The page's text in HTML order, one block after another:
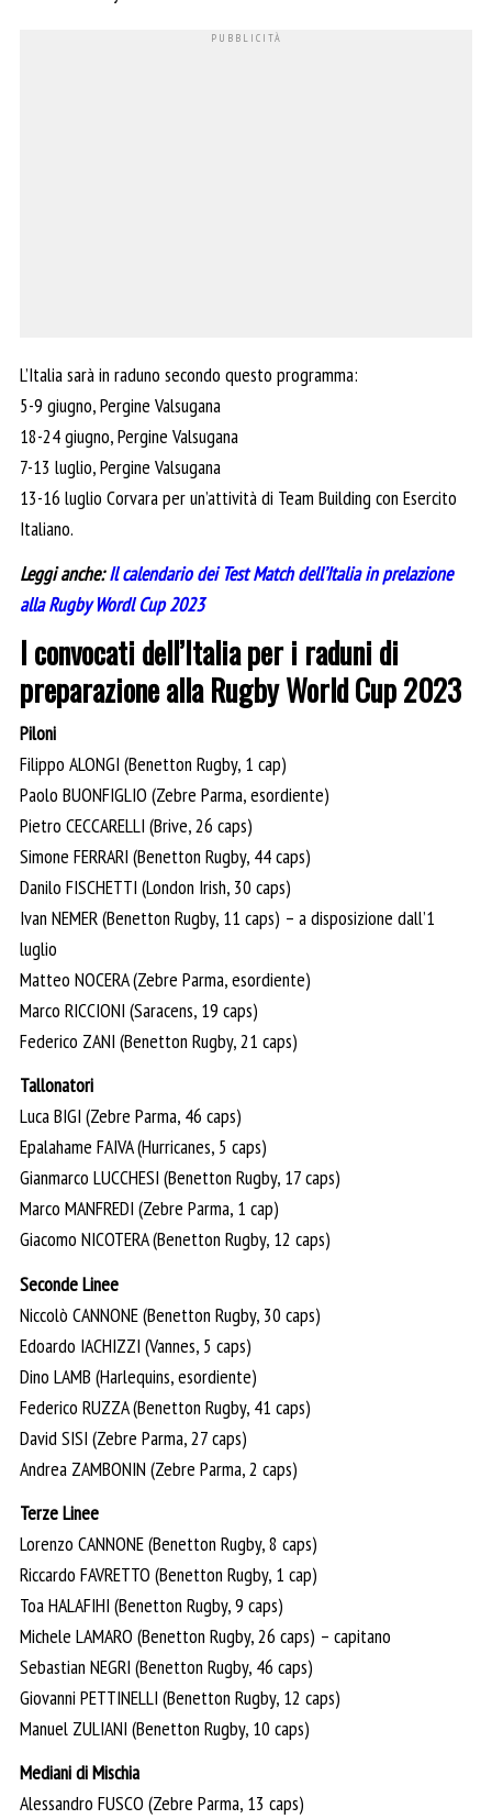
L’Italia sarà in raduno secondo questo programma:
5-9 giugno, Pergine Valsugana
18-24 giugno, Pergine Valsugana
7-13 luglio, Pergine Valsugana
13-16 luglio Corvara per un’attività di Team Building con Esercito
Italiano.
Leggi anche:Il calendario dei Test Match dell’Italia in prelazione
alla Rugby Wordl Cup 2023
I convocati dell’Italia per i raduni di
preparazione alla Rugby World Cup 2023
Piloni
Filippo ALONGI (Benetton Rugby, 1 cap)
Paolo BUONFIGLIO (Zebre Parma, esordiente)
Pietro CECCARELLI (Brive, 26 caps)
Simone FERRARI (Benetton Rugby, 44 caps)
Danilo FISCHETTI (London Irish, 30 caps)
Ivan NEMER (Benetton Rugby, 11 caps) – a disposizione dall’1
luglio
Matteo NOCERA (Zebre Parma, esordiente)
Marco RICCIONI (Saracens, 19 caps)
Federico ZANI (Benetton Rugby, 21 caps)
Tallonatori
Luca BIGI (Zebre Parma, 46 caps)
Epalahame FAIVA (Hurricanes, 5 caps)
Gianmarco LUCCHESI (Benetton Rugby, 17 caps)
Marco MANFREDI (Zebre Parma, 1 cap)
Giacomo NICOTERA (Benetton Rugby, 12 caps)
Seconde Linee
Niccolò CANNONE (Benetton Rugby, 30 caps)
Edoardo IACHIZZI (Vannes, 5 caps)
Dino LAMB (Harlequins, esordiente)
Federico RUZZA (Benetton Rugby, 41 caps)
David SISI (Zebre Parma, 27 caps)
Andrea ZAMBONIN (Zebre Parma, 2 caps)
Terze Linee
Lorenzo CANNONE (Benetton Rugby, 8 caps)
Riccardo FAVRETTO (Benetton Rugby, 1 cap)
Toa HALAFIHI (Benetton Rugby, 9 caps)
Michele LAMARO (Benetton Rugby, 26 caps) – capitano
Sebastian NEGRI (Benetton Rugby, 46 caps)
Giovanni PETTINELLI (Benetton Rugby, 12 caps)
Manuel ZULIANI (Benetton Rugby, 10 caps)
Mediani di Mischia
Alessandro FUSCO (Zebre Parma, 13 caps)